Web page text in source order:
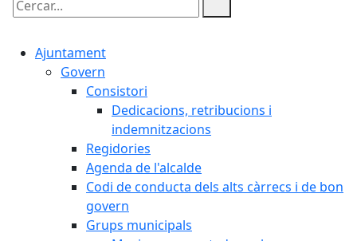
Cercar:
Ajuntament
Govern
Consistori
Dedicacions, retribucions i
indemnitzacions
Regidories
Agenda de l'alcalde
Codi de conducta dels alts càrrecs i de bon
govern
Grups municipals